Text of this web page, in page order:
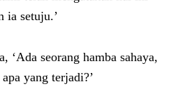
ia setuju.’
‘Ada seorang hamba sahaya,
yang terjadi?’